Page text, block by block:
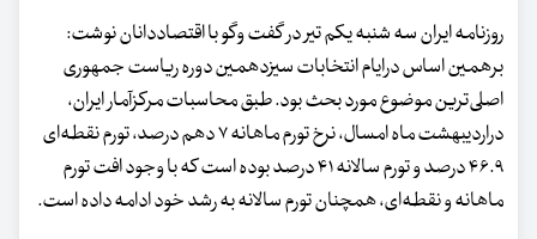
روزنامه ایران سه شنبه یکم تیر در گفت وگو با اقتصاددانان نوشت:
برهمین اساس درایام انتخابات سیزدهمین دوره ریاست جمهوری
اصلی‌ترین موضوع مورد بحث بود. طبق محاسبات مرکزآمار ایران،
دراردیبهشت ماه امسال، نرخ تورم ماهانه ۷ دهم درصد، تورم نقطه‌ای
۴۶.۹ درصد و تورم سالانه ۴۱ درصد بوده است که با وجود افت تورم
ماهانه و نقطه‌ای، همچنان تورم سالانه به رشد خود ادامه داده است.